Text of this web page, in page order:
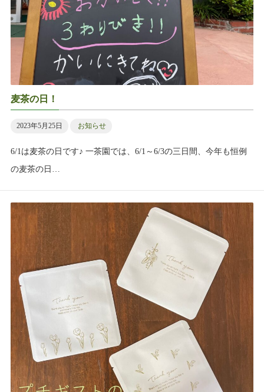
麦茶の日！
2023年5月25日 お知らせ
6/1は麦茶の日です♪ 一茶園では、6/1～6/3の三日間、今年も恒例
の麦茶の日…